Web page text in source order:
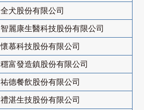
全犬股份有限公司
智麗康生醫科技股份有限公司
懷慕科技股份有限公司
穩富發造鎮股份有限公司
祐德餐飲股份有限公司
禮湛生技股份有限公司